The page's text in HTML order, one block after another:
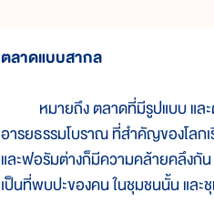
ตลาดแบบสากล
หมายถึง ตลาดที่มีรูปแบบ และต้
อารยธรรมโบราณ ที่สำคัญของโลก
และฟอรัมต่างก็มีความคล้ายคลึงกั
เป็นที่พบปะของคน ในชุมชนนั้น และ